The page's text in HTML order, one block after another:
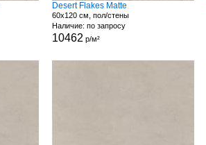
Desert Flakes Matte
60x120 см, пол/стены
Наличие: по запросу
10462 р/м²